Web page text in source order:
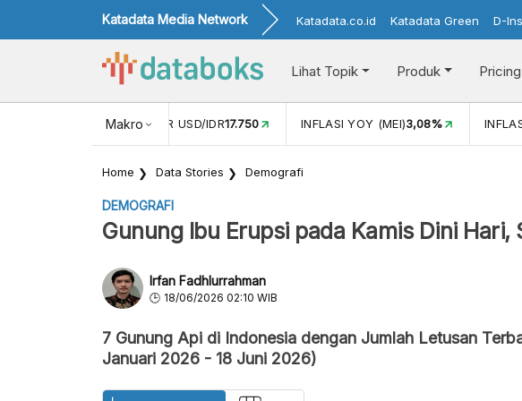
Katadata Media Network Katadata.co.id Katadata Green D-
Lihat Topik Produk Pricing
Makro
NILAI TUKAR USD/IDR17.750 INFLASI YOY (MEI)3,08%
Home Data Stories Demografi
DEMOGRAFI
Gunung Ibu Erupsi pada Kamis Dini Hari,
Irfan Fadhlurrahman
18/06/2026 02:10 WIB
7 Gunung Api di Indonesia dengan Jumlah Letusan
Januari 2026 - 18 Juni 2026)